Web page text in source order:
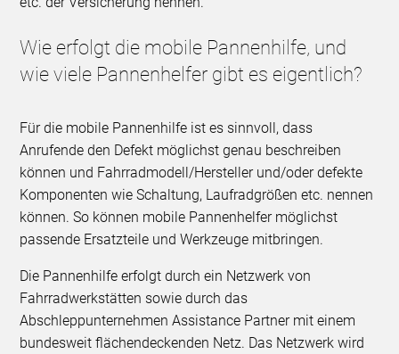
Wie erfolgt die mobile Pannenhilfe, und
wie viele Pannenhelfer gibt es eigentlich?
Für die mobile Pannenhilfe ist es sinnvoll, dass
Anrufende den Defekt möglichst genau beschreiben
können und Fahrradmodell/Hersteller und/oder defekte
Komponenten wie Schaltung, Laufradgrößen etc. nennen
können. So können mobile Pannenhelfer möglichst
passende Ersatzteile und Werkzeuge mitbringen.
Die Pannenhilfe erfolgt durch ein Netzwerk von
Fahrradwerkstätten sowie durch das
Abschleppunternehmen Assistance Partner mit einem
bundesweit flächendeckenden Netz. Das Netzwerk wird